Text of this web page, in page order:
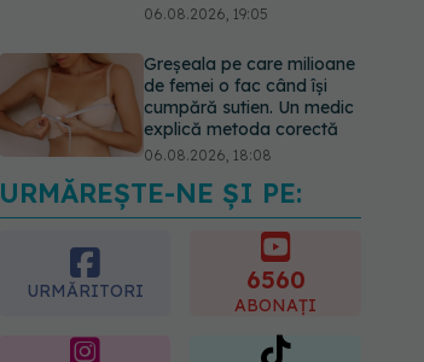
06.08.2026, 19:05
Greșeala pe care milioane
de femei o fac când își
cumpără sutien. Un medic
explică metoda corectă
06.08.2026, 18:08
EXCLUSIV De ce unele
paciente cu cancer de col
uterin nu mai ajung la
operație. Dr. Sorin Bogdan
(SANADOR): Intervenția
chirurgicală, doar în situații
URMĂREȘTE-NE ȘI PE:
URMĂRITORI 6560
ABONAȚI